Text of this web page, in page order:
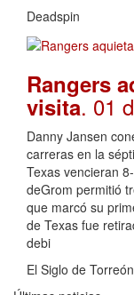
Deadspin
Rangers
visita. 01
Danny Jansen
carreras en la
Texas vencieran
deGrom permitió
que marcó su
de Texas fue
debi
El Siglo de Torreón